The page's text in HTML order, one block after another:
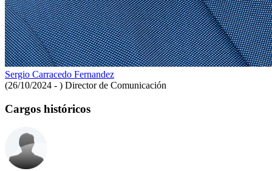
Sergio Carracedo Fernandez
(26/10/2024 - ) Director de Comunicación
Cargos históricos